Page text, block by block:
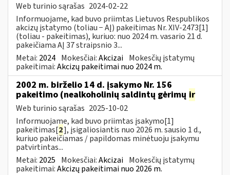
Web turinio sąrašas 2024-02-22
Informuojame, kad buvo priimtas Lietuvos Respublikos
akcizų įstatymo (toliau − AĮ) pakeitimas Nr. XIV-2473[1]
(toliau - pakeitimas), kuriuo: nuo 2024 m. vasario 21 d.
pakeičiama AĮ 37 straipsnio 3...
Metai: 2024 Mokesčiai:Akcizai Mokesčių įstatymų
pakeitimai:Akcizų pakeitimai nuo 2024 m.
2002 m. birželio 14 d. įsakymo Nr. 156
pakeitimo (nealkoholinių saldintų gėrimų ir
Web turinio sąrašas 2025-10-02
Informuojame, kad buvo priimtas įsakymo[1]
pakeitimas[2], įsigaliosiantis nuo 2026 m. sausio 1 d.,
kuriuo pakeičiamas / papildomas minėtuoju įsakymu
patvirtintas...
Metai: 2025 Mokesčiai:Akcizai Mokesčių įstatymų
pakeitimai:Akcizų pakeitimai nuo 2026 m.